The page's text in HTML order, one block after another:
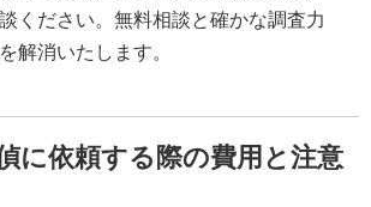
ください。無料相談と確かな調査力
解消いたします。
に依頼する際の費用と注意